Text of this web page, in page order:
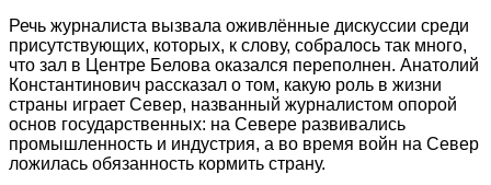
Речь журналиста вызвала оживлённые дискуссии среди
присутствующих, которых, к слову, собралось так много,
что зал в Центре Белова оказался переполнен. Анатолий
Константинович рассказал о том, какую роль в жизни
страны играет Север, названный журналистом опорой
основ государственных: на Севере развивались
промышленность и индустрия, а во время войн на Север
ложилась обязанность кормить страну.